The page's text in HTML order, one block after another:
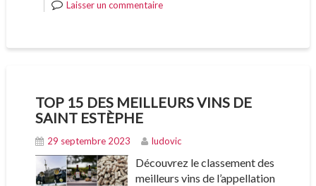
Laisser un commentaire
TOP 15 DES MEILLEURS VINS DE
SAINT ESTÈPHE
29 septembre 2023 ludovic
Découvrez le classement des
meilleurs vins de l’appellation